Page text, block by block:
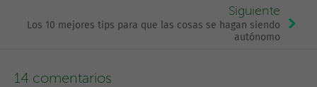
Siguiente
Los 10 mejores tips para que las cosas se hagan siendo
autónomo
14 comentarios